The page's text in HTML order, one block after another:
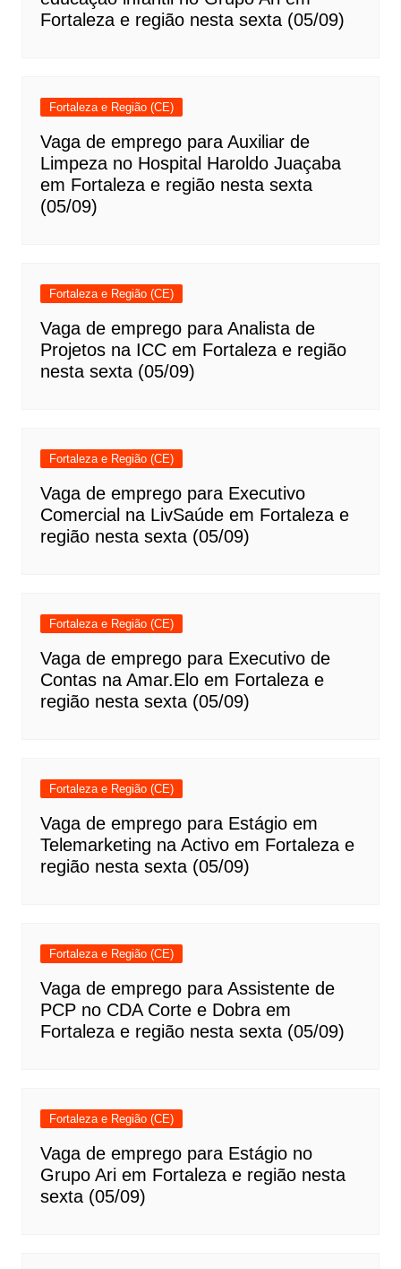
Fortaleza e região nesta sexta (05/09)
Fortaleza e Região (CE)
Vaga de emprego para Auxiliar de
Limpeza no Hospital Haroldo Juaçaba
em Fortaleza e região nesta sexta
(05/09)
Fortaleza e Região (CE)
Vaga de emprego para Analista de
Projetos na ICC em Fortaleza e região
nesta sexta (05/09)
Fortaleza e Região (CE)
Vaga de emprego para Executivo
Comercial na LivSaúde em Fortaleza e
região nesta sexta (05/09)
Fortaleza e Região (CE)
Vaga de emprego para Executivo de
Contas na Amar.Elo em Fortaleza e
região nesta sexta (05/09)
Fortaleza e Região (CE)
Vaga de emprego para Estágio em
Telemarketing na Activo em Fortaleza e
região nesta sexta (05/09)
Fortaleza e Região (CE)
Vaga de emprego para Assistente de
PCP no CDA Corte e Dobra em
Fortaleza e região nesta sexta (05/09)
Fortaleza e Região (CE)
Vaga de emprego para Estágio no
Grupo Ari em Fortaleza e região nesta
sexta (05/09)